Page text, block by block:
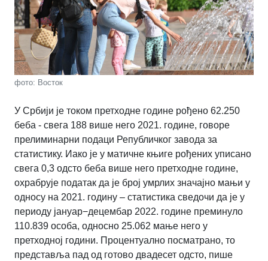
фото: Восток
У Србији је током претходне године рођено 62.250
беба - свега 188 више него 2021. године, говоре
прелиминарни подаци Републичког завода за
статистику. Иако је у матичне књиге рођених уписано
свега 0,3 одсто беба више него претходне године,
охрабрује податак да је број умрлих значајно мањи у
односу на 2021. годину – статистика сведочи да је у
периоду јануар−децембар 2022. године преминуло
110.839 особа, односно 25.062 мање него у
претходној години. Процентуално посматрано, то
представља пад од готово двадесет одсто, пише